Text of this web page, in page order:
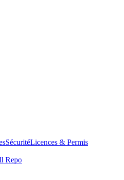
SécuritéLicences & Permis
Repo